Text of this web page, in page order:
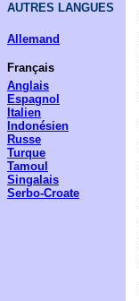
AUTRES LANGUES
Allemand
Français
Anglais
Espagnol
Italien
Indonésien
Russe
Turque
Tamoul
Singalais
Serbo-Croate